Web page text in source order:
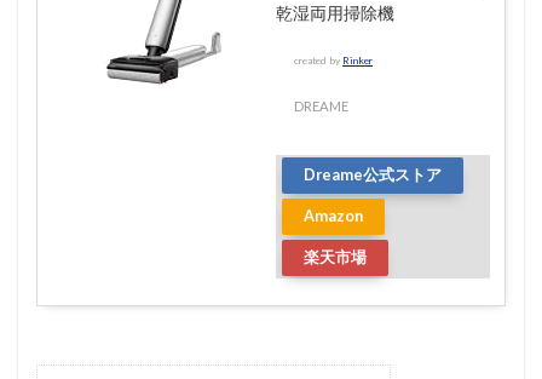
乾湿両用掃除機
created by Rinker
DREAME
Dreame公式ストア
Amazon
楽天市場